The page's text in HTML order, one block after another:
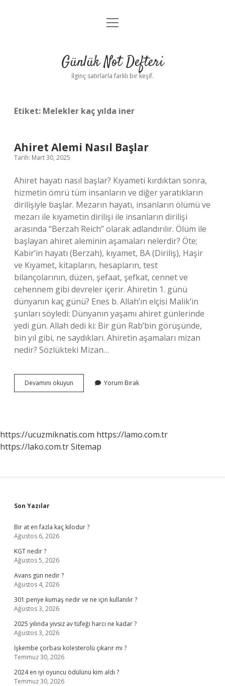
Anasayfa
Yasal Uyarı
menüyü
Günlük Not Defteri
İlginç satırlarla farklı bir keşif.
Etiket: Melekler kaç yılda iner
Ahiret Alemi Nasıl Başlar
Tarih: Mart 30, 2025
Ahiret hayatı nasıl başlar? Kıyameti kırdıktan sonra,
hizmetin ömrü tüm insanların ve diğer yaratıkların
dirilişiyle başlar. Mezarın hayatı, insanların ölümü ve
mezarı ile kıyametin dirilişi ile insanların dirilişi
arasında “Berzah Reich” olarak adlandırılır. Ölüm ile
başlayan ahiret aleminin aşamaları nelerdir? Öte;
Kabir’in hayatı (Berzah), kıyamet, BA (Diriliş), Haşir
ve Kıyamet, kitapların, hesapların, test
bilançolarının, düzen, şefaat, şefkat, cennet ve
cehennem gibi devreler içerir. Ahiretin 1. günü
dünyanın kaç günü? Enes b. Allah’ın elçisi Malik’in
şunları söyledi: Dünyanın yaşamı ahiret günlerinde
yedi gün. Allah dedi ki: Bir gün Rab’bin görüşünde,
bin yıl gibi, ne saydıkları. Ahiretin aşamaları mizan
nedir? Sözlükteki Mizan…
Devamını okuyun
Alemi
Yorum Bırak
https://ucuzmiknatis.com https://lamo.com.tr
https://lako.com.trSitemap
Sidebar
Son Yazılar
Bir at en fazla kaç kilodur ?
Ağustos 6, 2026
KGT nedir ?
Ağustos 5, 2026
Avans gün nedir ?
Ağustos 4, 2026
301 penye kumaş nedir ve ne için kullanılır ?
Ağustos 3, 2026
2025 yılında yivsiz av tüfeği harcı ne kadar ?
Ağustos 3, 2026
İşkembe çorbası kolesterolü çıkarır mı ?
Temmuz 30, 2026
2024 en iyi oyuncu ödülünü kim aldı ?
Temmuz 30, 2026